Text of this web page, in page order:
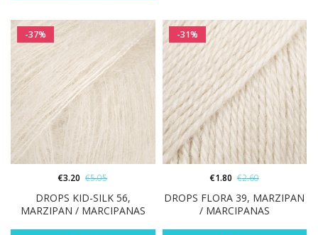
-37%
DROPS KID-SILK 56,
MARZIPAN / MARCIPANAS
€3.20 €5.05
-31%
DROPS FLORA 39, MARZIPAN
/ MARCIPANAS
€1.80 €2.60